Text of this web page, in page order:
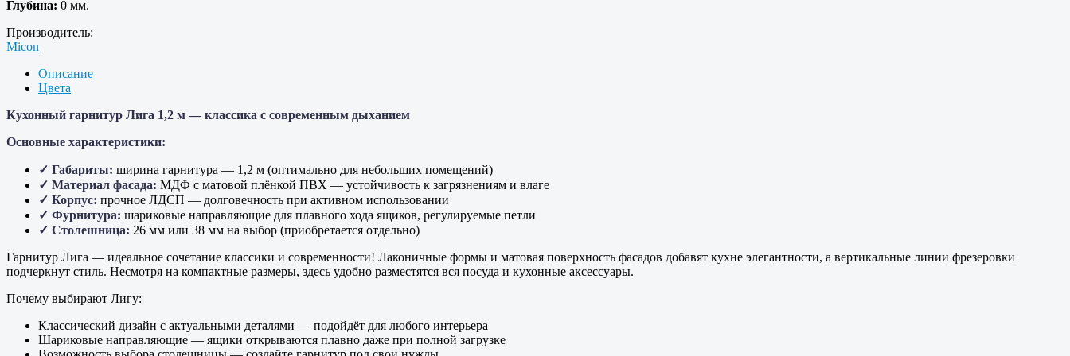
Глубина: 0 мм.
Производитель:
Micon
Описание
Цвета
Кухонный гарнитур Лига 1,2 м — классика с современным дыханием
Основные характеристики:
✓ Габариты: ширина гарнитура — 1,2 м (оптимально для небольших помещений)
✓ Материал фасада: МДФ с матовой плёнкой ПВХ — устойчивость к загрязнениям и влаге
✓ Корпус: прочное ЛДСП — долговечность при активном использовании
✓ Фурнитура: шариковые направляющие для плавного хода ящиков, регулируемые петли
✓ Столешница: 26 мм или 38 мм на выбор (приобретается отдельно)
Гарнитур Лига — идеальное сочетание классики и современности! Лаконичные формы и матовая поверхность фасадов добавят кухне элегантности, а вертикальные линии фрезеровки
подчеркнут стиль. Несмотря на компактные размеры, здесь удобно разместятся вся посуда и кухонные аксессуары.
Почему выбирают Лигу:
Классический дизайн с актуальными деталями — подойдёт для любого интерьера
Шариковые направляющие — ящики открываются плавно даже при полной загрузке